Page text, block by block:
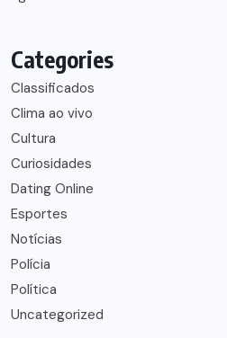
Categories
Classificados
Clima ao vivo
Cultura
Curiosidades
Dating Online
Esportes
Notícias
Polícia
Política
Uncategorized